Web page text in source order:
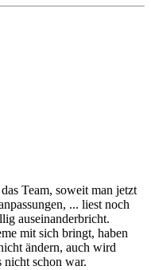
Team, soweit man jetzt
... liest noch
auseinanderbricht.
mit sich bringt, haben
ändern, auch wird
nicht schon war.